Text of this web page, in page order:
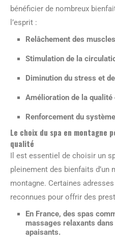
bénéficier de nombreux
l’esprit :
Relâchement des
Stimulation de la
Diminution du stress et
Amélioration de la qualité
Renforcement du
Le choix du spa en montagne
qualité
Il est essentiel de choisir un
pleinement des bienfaits d’un
montagne. Certaines
reconnues pour offrir des
En France, des spas
massages relaxants
apaisants.